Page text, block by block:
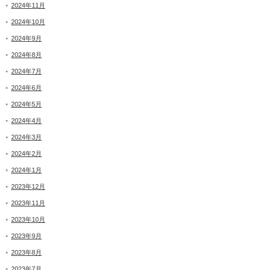
2024年11月
2024年10月
2024年9月
2024年8月
2024年7月
2024年6月
2024年5月
2024年4月
2024年3月
2024年2月
2024年1月
2023年12月
2023年11月
2023年10月
2023年9月
2023年8月